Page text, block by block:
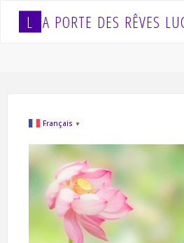
L A PORTE DES RÊVES LU
Français ▼